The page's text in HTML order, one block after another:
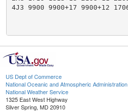
US Dept of Commerce
National Oceanic and Atmospheric Administration
National Weather Service
1325 East West Highway
Silver Spring, MD 20910